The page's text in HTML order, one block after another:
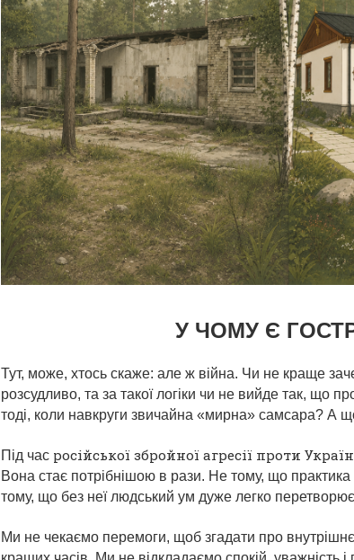
У ЧОМУ Є
Тут, може, хтось скаже: але ж війна. Чи не краще
розсудливо, та за такої логіки чи не вийде так, що
тоді, коли навкруги звичайна «мирна» самсара? А
Під час російської збройної агресії проти
Вона стає потрібнішою в рази. Не тому, що
тому, що без неї людський ум дуже легко
Ми не чекаємо перемоги, щоб згадати про